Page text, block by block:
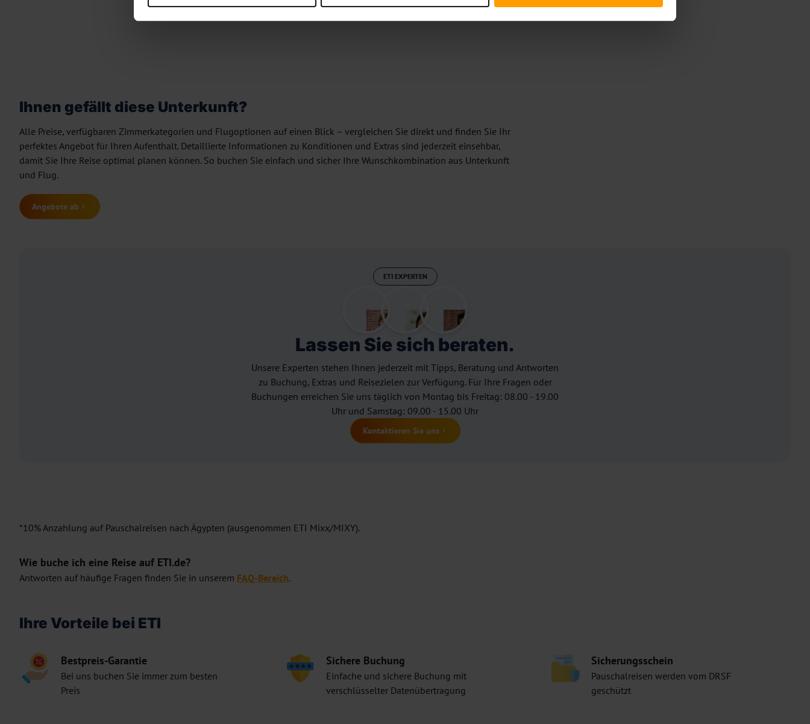
Ihnen gefällt diese Unterkunft?
Alle Preise, verfügbaren Zimmerkategorien und Flugoptionen auf einen Blick – vergleichen Sie direkt und finden Sie Ihr
perfektes Angebot für Ihren Aufenthalt. Detaillierte Informationen zu Konditionen und Extras sind jederzeit einsehbar,
damit Sie Ihre Reise optimal planen können. So buchen Sie einfach und sicher Ihre Wunschkombination aus Unterkunft
und Flug.
Angebote ab
ETI EXPERTEN
Lassen Sie sich beraten.
Unsere Experten stehen Ihnen jederzeit mit Tipps, Beratung und Antworten
zu Buchung, Extras und Reisezielen zur Verfügung. Für Ihre Fragen oder
Buchungen erreichen Sie uns täglich von Montag bis Freitag: 08.00 - 19.00
Uhr und Samstag: 09.00 - 15.00 Uhr
Kontaktieren Sie uns
*10% Anzahlung auf Pauschalreisen nach Ägypten (ausgenommen ETI Mixx/MIXY).
Wie buche ich eine Reise auf ETI.de?
Antworten auf häufige Fragen finden Sie in unserem FAQ-Bereich.
Ihre Vorteile bei ETI
Bestpreis-Garantie
Bei uns buchen Sie immer zum besten
Preis
Sichere Buchung
Einfache und sichere Buchung mit
verschlüsselter Datenübertragung
Sicherungsschein
Pauschalreisen werden vom DRSF
geschützt